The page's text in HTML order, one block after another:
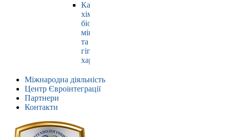
Кафедра
хімії,
біохімії,
мікробіології
та
гігієни
харчування
Міжнародна діяльність
Центр Євроінтеграції
Партнери
Контакти